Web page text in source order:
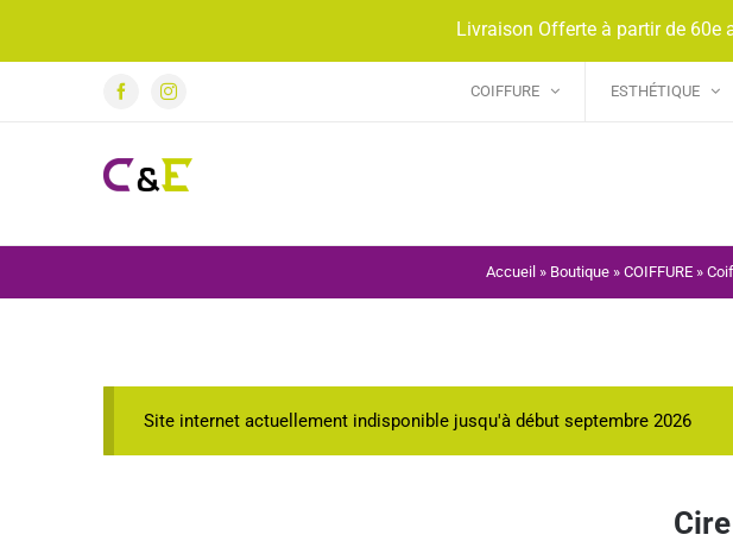
FacebookInstagram COIFFURE ESTHÉTIQUE
Accueil » Boutique» COIFFURE»
Site internet actuellement indisponible jusqu'à début septembre 2026
Livraison Offerte à partir de 60e